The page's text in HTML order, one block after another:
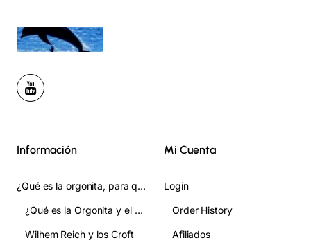
Información
¿Qué es la orgonita, para qué sirve y cómo se usa? Guia Completa
¿Qué es la Orgonita y el Orgon?
Wilhem Reich y los Croft
Mi Cuenta
Login
Order History
Afiliados